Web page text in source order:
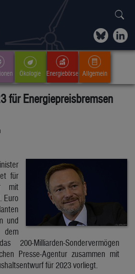
Ökologie Energiebörse Allgemein
für Energiepreisbremsen
für
mit
Euro
und
200-Milliarden-Sondervermögen
Presse-Agentur zusammen mit
für 2023 vorliegt.